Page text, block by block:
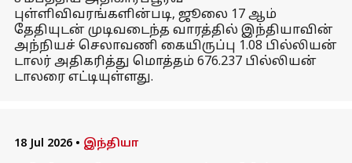
புள்ளிவிவரங்களின்படி, ஜூலை 17 ஆம்
தேதியுடன் முடிவடைந்த வாரத்தில் இந்தியாவின்
அந்நியச் செலாவணி கையிருப்பு 1.08 பில்லியன்
டாலர் அதிகரித்து மொத்தம் 676.237 பில்லியன்
டாலரை எட்டியுள்ளது.
18 Jul 2026 • இந்தியா